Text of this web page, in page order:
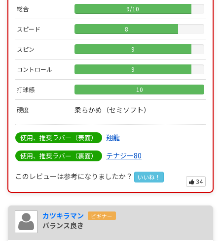
総合 9/10
スピード 8
スピン 9
コントロール 9
打球感 10
硬度 柔らかめ（セミソフト）
使用、推奨ラバー（表面） 翔龍
使用、推奨ラバー（裏面） テナジー80
このレビューは参考になりましたか？ いいね！
34
カツキラマン ビギナー
バランス良き